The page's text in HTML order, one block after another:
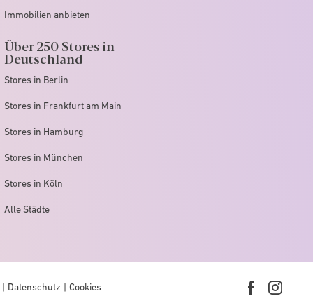
Immobilien anbieten
Über 250 Stores in
Deutschland
Stores in Berlin
Stores in Frankfurt am Main
Stores in Hamburg
Stores in München
Stores in Köln
Alle Städte
Datenschutz Cookies